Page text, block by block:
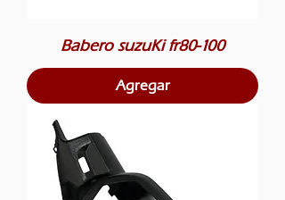
Babero suzuKi fr80-100
Agregar